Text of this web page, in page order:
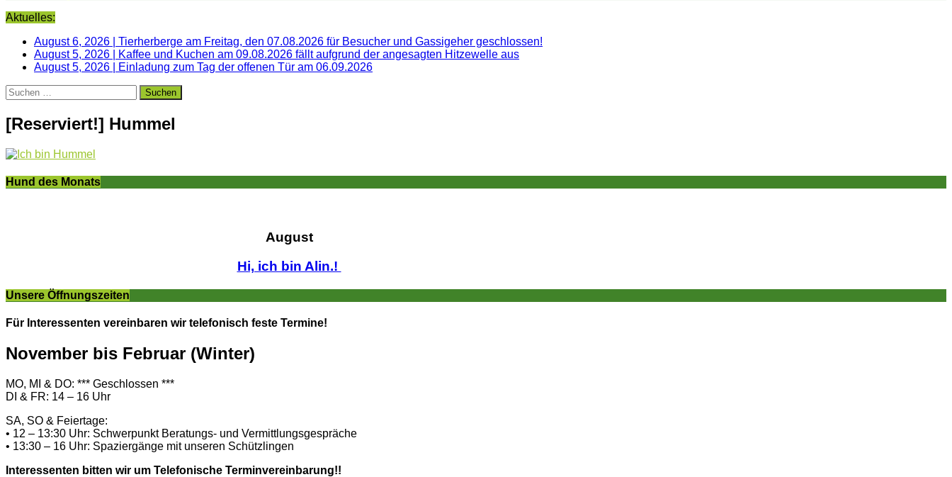
Aktuelles:
August 6, 2026
Tierherberge am Freitag, den 07.08.2026 für Besucher und Gassigeher geschlossen!
August 5, 2026
Kaffee und Kuchen am 09.08.2026 fällt aufgrund der angesagten Hitzewelle aus
August 5, 2026
Einladung zum Tag der offenen Tür am 06.09.2026
Suchen
nach:
[Reserviert!] Hummel
Hund des Monats
August
Hi, ich bin Alin.!
Unsere Öffnungszeiten
Für Interessenten vereinbaren wir telefonisch feste Termine!
November bis Februar (Winter)
MO, MI & DO: *** Geschlossen ***
DI & FR: 14 – 16 Uhr
SA, SO & Feiertage:
• 12 – 13:30 Uhr: Schwerpunkt Beratungs- und Vermittlungsgespräche
• 13:30 – 16 Uhr: Spaziergänge mit unseren Schützlingen
Interessenten bitten wir um Telefonische Terminvereinbarung!!